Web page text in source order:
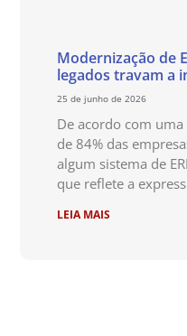
Modernização de
legados travam a
25 de junho de 2026
De acordo com uma
de 84% das
algum sistema de
que reflete a
LEIA MAIS